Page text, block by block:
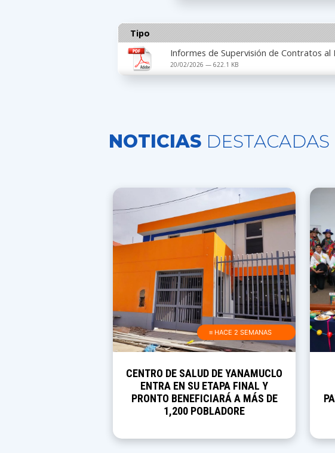
Tipo
Informes de Supervisión de Contratos al
20/02/2026 — 622.1 KB
NOTICIAS DESTACADAS
≡ HACE 2 SEMANAS
CENTRO DE SALUD DE YANAMUCLO
ENTRA EN SU ETAPA FINAL Y
PRONTO BENEFICIARÁ A MÁS DE
1,200 POBLADORE